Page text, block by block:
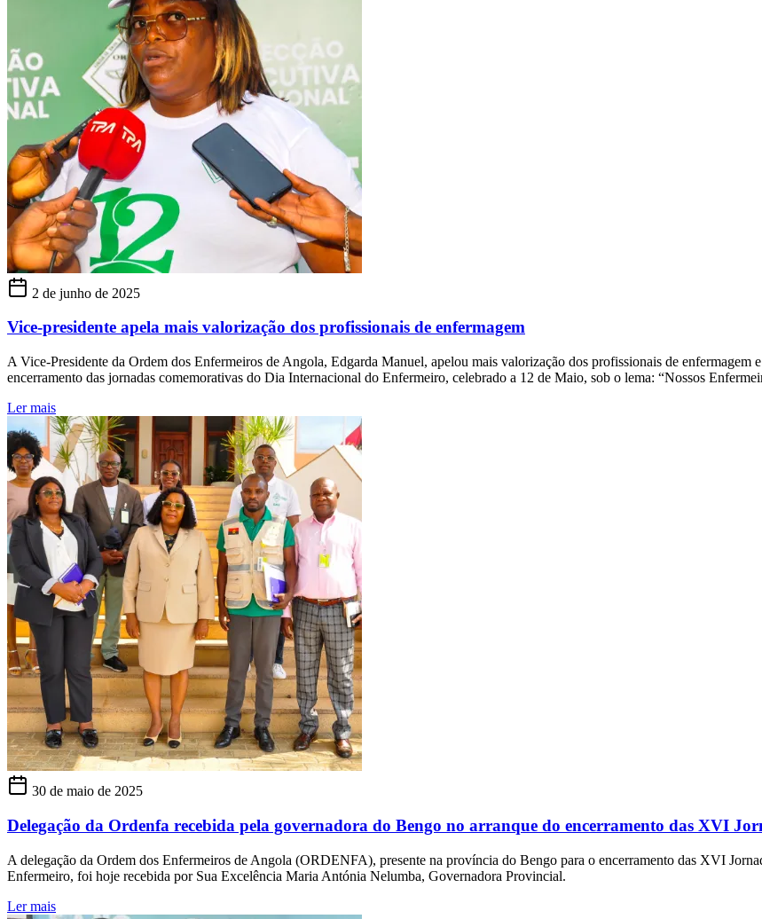
2 de junho de 2025
Vice-presidente apela mais valorização dos profissionais de enfermagem
A Vice-Presidente da Ordem dos Enfermeiros de Angola, Edgarda Manuel, apelou mais valorização dos profissionais de enfermagem
encerramento das jornadas comemorativas do Dia Internacional do Enfermeiro, celebrado a 12 de Maio, sob o lema: “Nossos
Ler mais
30 de maio de 2025
Delegação da Ordenfa recebida pela governadora do Bengo no arranque do encerramento das XVI
A delegação da Ordem dos Enfermeiros de Angola (ORDENFA), presente na província do Bengo para o encerramento das XVI
Enfermeiro, foi hoje recebida por Sua Excelência Maria Antónia Nelumba, Governadora Provincial.
Ler mais